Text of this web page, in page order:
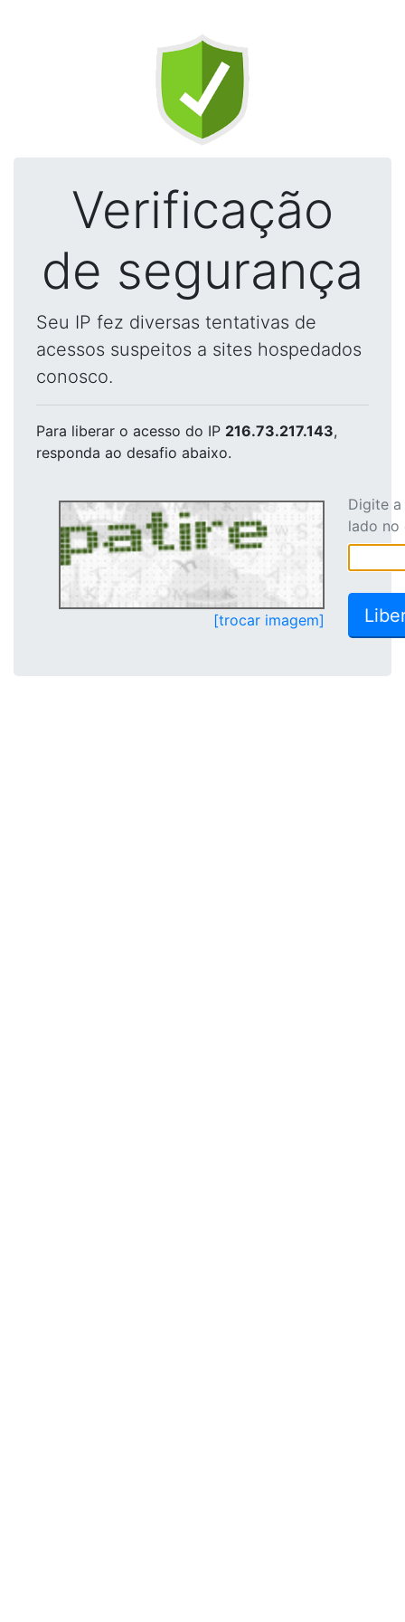
Verificação
de segurança
Seu IP fez diversas tentativas de
acessos suspeitos a sites hospedados
conosco.
Para liberar o acesso do IP 216.73.217.143,
responda ao desafio abaixo.
[trocar imagem]
Digite
lado no